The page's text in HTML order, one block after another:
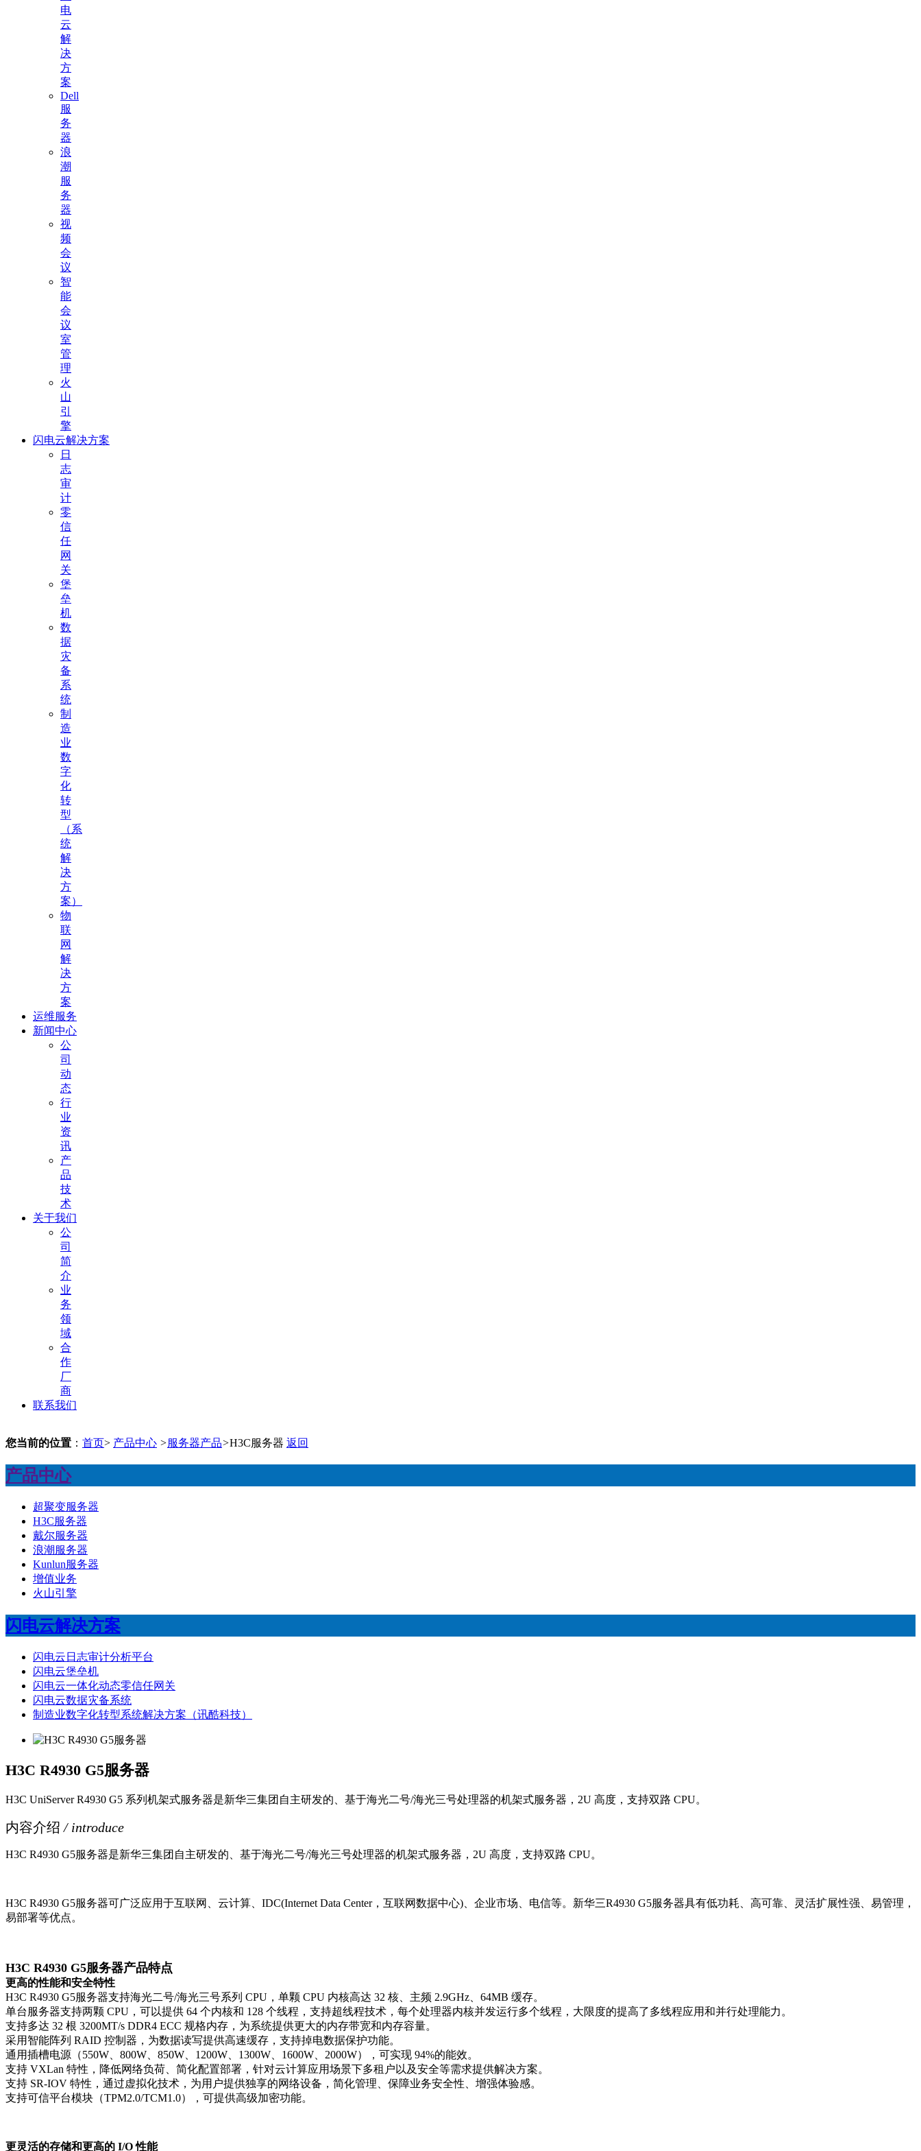
电
云
解
决
方
案
Dell
服
务
器
浪
潮
服
务
器
视
频
会
议
智
能
会
议
室
管
理
火
山
引
擎
闪电云解决方案
日
志
审
计
零
信
任
网
关
堡
垒
机
数
据
灾
备
系
统
制
造
业
数
字
化
转
型
（系
统
解
决
方
案）
物
联
网
解
决
方
案
运维服务
新闻中心
公
司
动
态
行
业
资
讯
产
品
技
术
关于我们
公
司
简
介
业
务
领
域
合
作
厂
商
联系我们
您当前的位置 ： 首页> 产品中心 >服务器产品>H3C服务器 返回
产品中心
超聚变服务器
H3C服务器
戴尔服务器
浪潮服务器
Kunlun服务器
增值业务
火山引擎
闪电云解决方案
闪电云日志审计分析平台
闪电云堡垒机
闪电云一体化动态零信任网关
闪电云数据灾备系统
制造业数字化转型系统解决方案（讯酷科技）
H3C R4930 G5服务器
H3C UniServer R4930 G5 系列机架式服务器是新华三集团自主研发的、基于海光二号/海光三号处理器的机架式服务器，2U 高度，支持双路 CPU。
内容介绍 / introduce
H3C R4930 G5服务器是新华三集团自主研发的、基于海光二号/海光三号处理器的机架式服务器，2U 高度，支持双路 CPU。
H3C R4930 G5服务器可广泛应用于互联网、云计算、IDC(Internet Data Center，互联网数据中心)、企业市场、电信等。新华三R4930 G5服务器具有低功耗、高可靠、灵活扩展性强、易管理，
易部署等优点。
H3C R4930 G5服务器产品特点
更高的性能和安全特性
H3C R4930 G5服务器支持海光二号/海光三号系列 CPU，单颗 CPU 内核高达 32 核、主频 2.9GHz、64MB 缓存。
单台服务器支持两颗 CPU，可以提供 64 个内核和 128 个线程，支持超线程技术，每个处理器内核并发运行多个线程，大限度的提高了多线程应用和并行处理能力。
支持多达 32 根 3200MT/s DDR4 ECC 规格内存，为系统提供更大的内存带宽和内存容量。
采用智能阵列 RAID 控制器，为数据读写提供高速缓存，支持掉电数据保护功能。
通用插槽电源（550W、800W、850W、1200W、1300W、1600W、2000W），可实现 94%的能效。
支持 VXLan 特性，降低网络负荷、简化配置部署，针对云计算应用场景下多租户以及安全等需求提供解决方案。
支持 SR-IOV 特性，通过虚拟化技术，为用户提供独享的网络设备，简化管理、保障业务安全性、增强体验感。
支持可信平台模块（TPM2.0/TCM1.0），可提供高级加密功能。
更灵活的存储和更高的 I/O 性能